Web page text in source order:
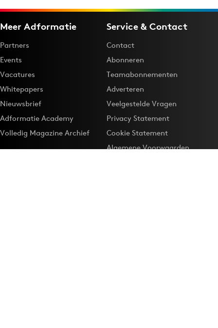
Meer Adformatie
Partners
Events
Vacatures
Whitepapers
Nieuwsbrief
Adformatie Academy
Volledig Magazine Archief
Service & Contact
Contact
Abonneren
Teamabonnementen
Adverteren
Veelgestelde Vragen
Privacy Statement
Cookie Statement
Algemene Voorwaarden